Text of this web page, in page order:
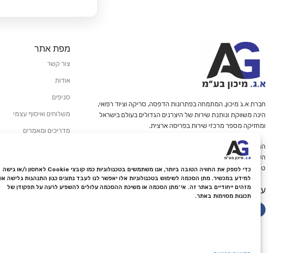
כדי לספק את החוויה הטובה ביותר, אנו משתמשים בטכנולוגיות כמו קובצי Cookie לאחסון ו/או גישה
למידע במכשיר. מתן הסכמה לשימוש בטכנולוגיות אלו יאפשר לנו לעבד נתונים כגון התנהגות גלישה או
מזהים ייחודיים באתר זה. אי־מתן הסכמה או משיכת ההסכמה עלולים להשפיע לרעה על תפקודן של
תכונות מסוימות באתר.
חברת א.ג מיכון, המתמחה בפתרונות הדפסה, סריקה וציוד רפואי,
הינה משווקת ונותנת שירות של היצרנים הגדולים בעולם בישראל
ומחזיקה מספר מרכזי שירות בפריסה ארצית.
השירות האמין והמקצועי ביותר ללקוחותיה.
ט.ל.ח
עקבו אחרינו
מפת אתר
צור קשר
אודות
סניפים
משלוחים ואיסוף עצמי
מדריכים ומאמרים
הצהרת נגישות